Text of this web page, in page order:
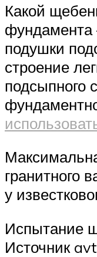
Какой
подушки
строение
подсыпного
гранитного
у
Испытание
Источник